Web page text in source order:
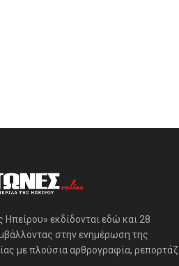
Ηπείρου» εκδίδονται εδώ και 28
στην ενημέρωση της
με πλούσια αρθρογραφία, ρεπορτάζ